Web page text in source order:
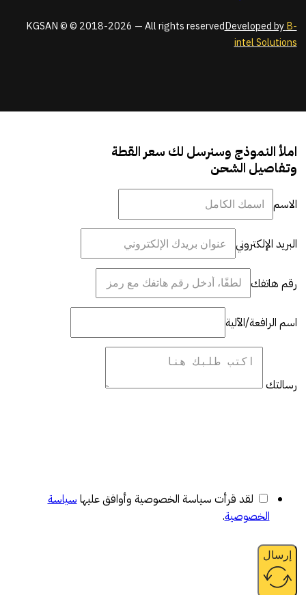
KGSAN © © 2018-2026 — All rights reservedDeveloped byB-
intel Solutions
املأ النموذج وسنرسل لك سعر القطة
وتفاصيل الشحن
الاسم
البريد الإلكتروني
رقم هاتفك
اسم الرافعة/الآلية
رسالتك
لقد قرأت سياسة الخصوصية وأوافق عليها سياسة
الخصوصية.
إرسال